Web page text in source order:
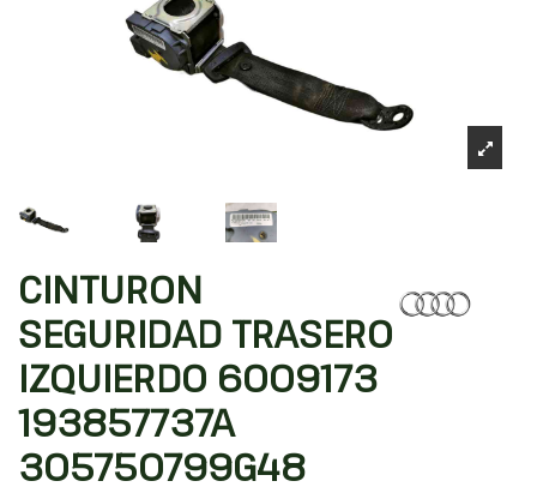
CINTURON
SEGURIDAD TRASERO
IZQUIERDO 6009173
193857737A
305750799G48